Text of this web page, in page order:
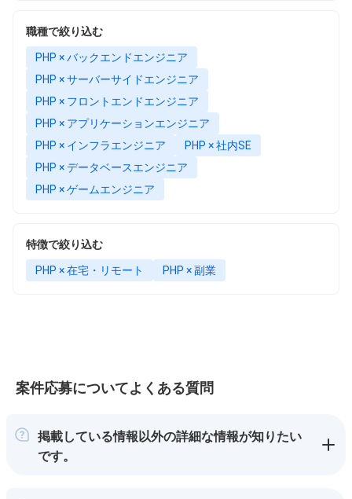
職種で絞り込む
PHP × バックエンドエンジニア
PHP × サーバーサイドエンジニア
PHP × フロントエンドエンジニア
PHP × アプリケーションエンジニア
PHP × インフラエンジニア
PHP × 社内SE
PHP × データベースエンジニア
PHP × ゲームエンジニア
特徴で絞り込む
PHP × 在宅・リモート PHP × 副業
案件応募についてよくある質問
掲載している情報以外の詳細な情報が知りたい
です。